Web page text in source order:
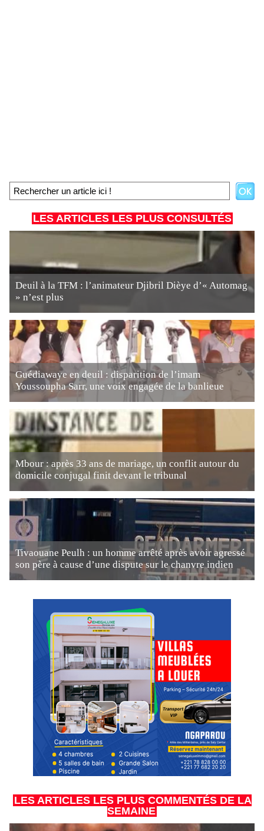
LES ARTICLES LES PLUS CONSULTÉS
Deuil à la TFM : l’animateur Djibril Dièye d’« Automag
» n’est plus
Guédiawaye en deuil : disparition de l’imam
Youssoupha Sarr, une voix engagée de la banlieue
Mbour : après 33 ans de mariage, un conflit autour du
domicile conjugal finit devant le tribunal
Tivaouane Peulh : un homme arrêté après avoir agressé
son père à cause d’une dispute sur le chanvre indien
LES ARTICLES LES PLUS COMMENTÉS DE LA
SEMAINE